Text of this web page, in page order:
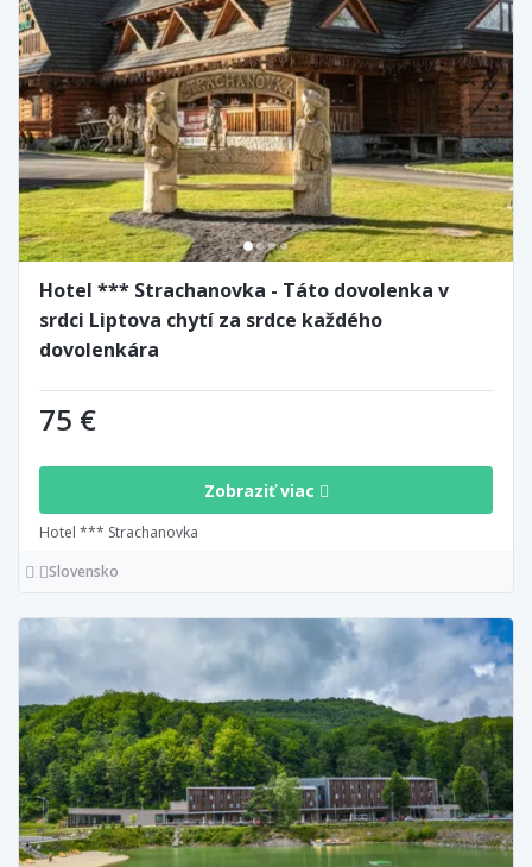
Hotel *** Strachanovka - Táto dovolenka v
srdci Liptova chytí za srdce každého
dovolenkára
75 €
Zobraziť viac
Hotel *** Strachanovka
Slovensko